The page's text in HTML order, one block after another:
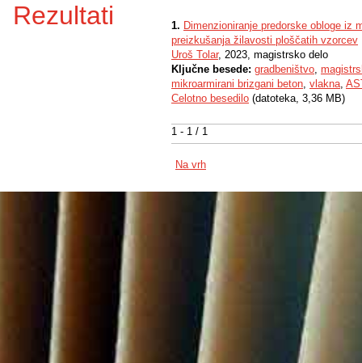
Rezultati
1 - 1 / 1
1. Dimenzioniranje predorske obloge iz
preizkušanja žilavosti ploščatih vzorcev
Uroš Tolar, 2023, magistrsko delo
Ključne besede: gradbeništvo,
mikroarmirani brizgani beton, vlakna,
Celotno besedilo (datoteka, 3,36 MB)
Na vrh